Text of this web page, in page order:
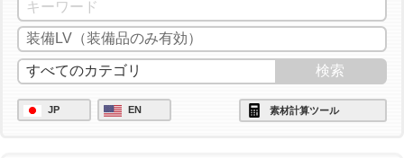
JP EN 素材計算ツール